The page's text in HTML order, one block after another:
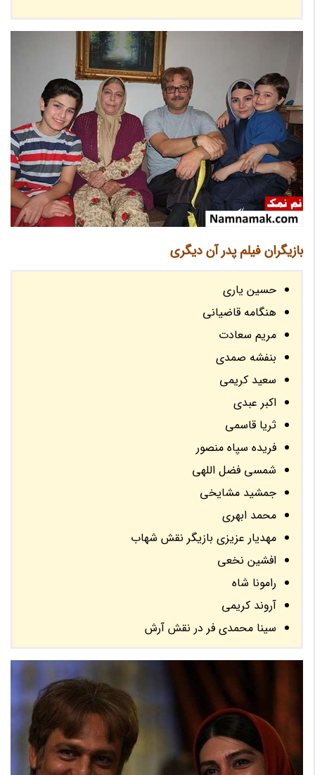
بازیگران فیلم پدر آن دیگری
حسین یاری
هنگامه قاضیانی
مریم سعادت
بنفشه صمدی
سعید کریمی
اکبر عبدی
ثریا قاسمی
فریده سپاه منصور
شمسی فضل اللهی
جمشید مشایخی
محمد ابهری
مهدیار عزیزی بازیگر نقش شهاب
افشین نخعی
رامونا شاه
آروند کریمی
سینا محمدی فر در نقش آرش